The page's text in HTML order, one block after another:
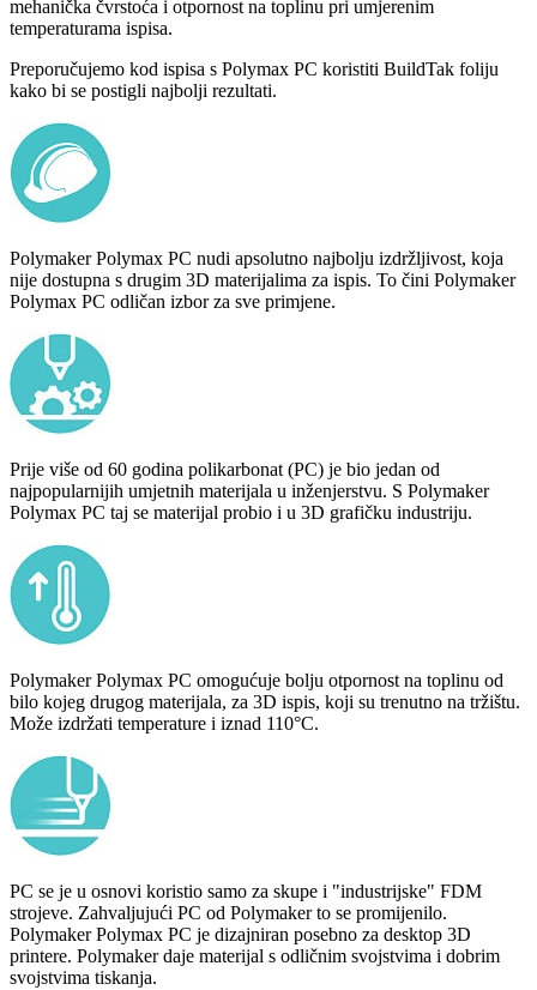
mehanička čvrstoća i otpornost na toplinu pri umjerenim
temperaturama ispisa.
Preporučujemo kod ispisa s Polymax PC koristiti BuildTak foliju
kako bi se postigli najbolji rezultati.
Polymaker Polymax PC nudi apsolutno najbolju izdržljivost, koja
nije dostupna s drugim 3D materijalima za ispis. To čini Polymaker
Polymax PC odličan izbor za sve primjene.
Prije više od 60 godina polikarbonat (PC) je bio jedan od
najpopularnijih umjetnih materijala u inženjerstvu. S Polymaker
Polymax PC taj se materijal probio i u 3D grafičku industriju.
Polymaker Polymax PC omogućuje bolju otpornost na toplinu od
bilo kojeg drugog materijala, za 3D ispis, koji su trenutno na tržištu.
Može izdržati temperature i iznad 110°C.
PC se je u osnovi koristio samo za skupe i "industrijske" FDM
strojeve. Zahvaljujući PC od Polymaker to se promijenilo.
Polymaker Polymax PC je dizajniran posebno za desktop 3D
printere. Polymaker daje materijal s odličnim svojstvima i dobrim
svojstvima tiskanja.